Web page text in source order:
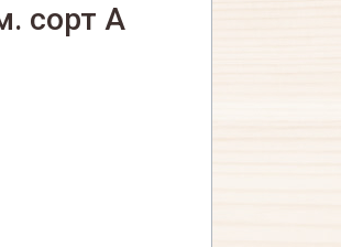
сорт А